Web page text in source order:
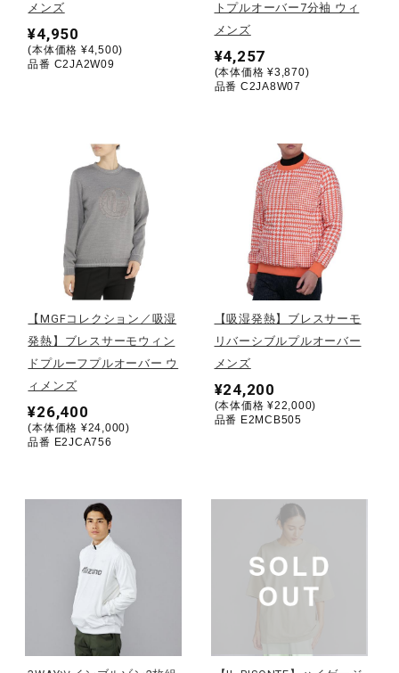
ワーキング
ウォーキングシューズ
ライフスタイルグッズ
インナー
寝具／ミズノスリープ
アウトドア／レイン
サポーター
ジュニア／キッズ
メディカル
メンズ
¥4,950
(本体価格 ¥4,500)
品番 C2JA2W09
トプルオーバー7分袖 ウィ
メンズ
¥4,257
(本体価格 ¥3,870)
品番 C2JA8W07
【MGFコレクション／吸湿
発熱】ブレスサーモウィン
ドプルーフプルオーバー ウ
ィメンズ
¥26,400
(本体価格 ¥24,000)
品番 E2JCA756
【吸湿発熱】ブレスサーモ
リバーシブルプルオーバー
メンズ
¥24,200
(本体価格 ¥22,000)
品番 E2MCB505